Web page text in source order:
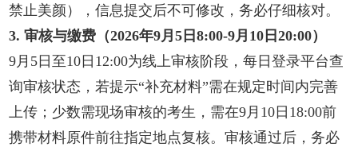
禁止美颜），信息提交后不可修改，务必仔细核对。
3. 审核与缴费（2026年9月5日8:00-9月10日20:00）
9月5日至10日12:00为线上审核阶段，每日登录平台查
询审核状态，若提示“补充材料”需在规定时间内完善
上传；少数需现场审核的考生，需在9月10日18:00前
携带材料原件前往指定地点复核。审核通过后，务必